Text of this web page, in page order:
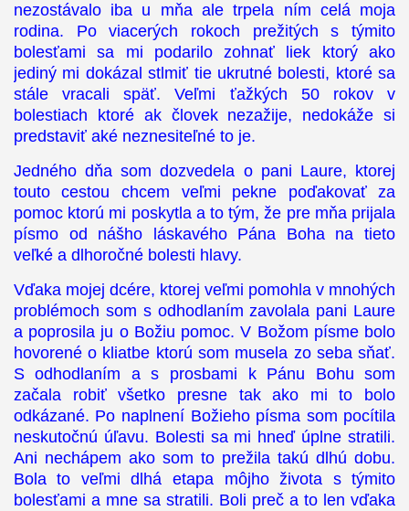
nezostávalo iba u mňa ale trpela ním celá moja
rodina. Po viacerých rokoch prežitých s týmito
bolesťami sa mi podarilo zohnať liek ktorý ako
jediný mi dokázal stlmiť tie ukrutné bolesti, ktoré sa
stále vracali späť. Veľmi ťažkých 50 rokov v
bolestiach ktoré ak človek nezažije, nedokáže si
predstaviť aké neznesiteľné to je.
Jedného dňa som dozvedela o pani Laure, ktorej
touto cestou chcem veľmi pekne poďakovať za
pomoc ktorú mi poskytla a to tým, že pre mňa prijala
písmo od nášho láskavého Pána Boha na tieto
veľké a dlhoročné bolesti hlavy.
Vďaka mojej dcére, ktorej veľmi pomohla v mnohých
problémoch som s odhodlaním zavolala pani Laure
a poprosila ju o Božiu pomoc. V Božom písme bolo
hovorené o kliatbe ktorú som musela zo seba sňať.
S odhodlaním a s prosbami k Pánu Bohu som
začala robiť všetko presne tak ako mi to bolo
odkázané. Po naplnení Božieho písma som pocítila
neskutočnú úľavu. Bolesti sa mi hneď úplne stratili.
Ani nechápem ako som to prežila takú dlhú dobu.
Bola to veľmi dlhá etapa môjho života s týmito
bolesťami a mne sa stratili. Boli preč a to len vďaka